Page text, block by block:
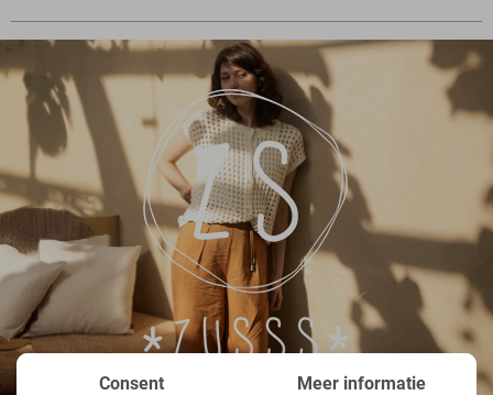
Consent Meer informatie